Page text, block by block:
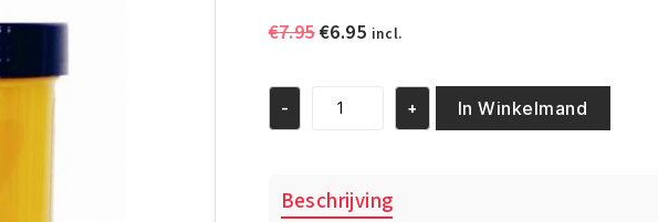
€7.95Oorspronkelijke
€7.95.
€6.95Huidige
€6.95.
incl.
Motions
aantal
- + In Winkelmand
Beschrijving